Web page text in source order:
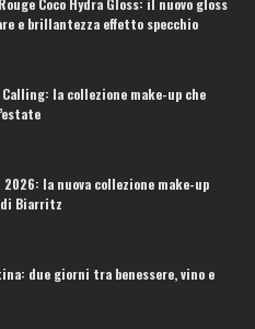
Coco Hydra Gloss: il nuovo gloss
e brillantezza effetto specchio
Calling: la collezione make-up che
2026: la nuova collezione make-up
Biarritz
due giorni tra benessere, vino e